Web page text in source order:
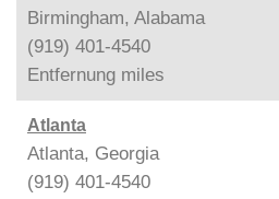
Birmingham, Alabama
(919) 401-4540
Entfernung miles
Atlanta
Atlanta, Georgia
(919) 401-4540